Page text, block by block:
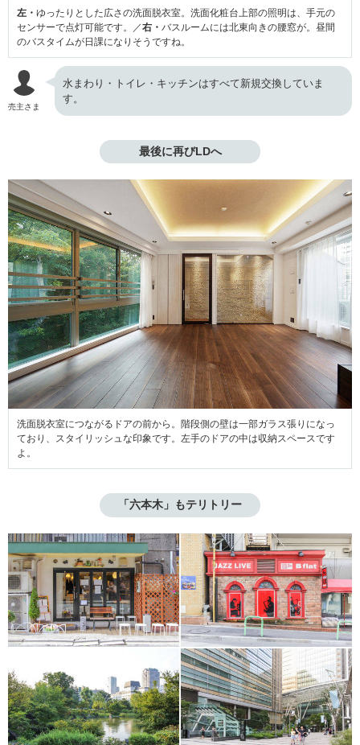
左・ ゆったりとした広さの洗面脱衣室。洗面化粧台上部の照明は、手元の
センサーで点灯可能です。／右・ バスルームには北東向きの腰窓が。昼間
のバスタイムが日課になりそうですね。
売主さま
水まわり・トイレ・キッチンはすべて新規交換していま
す。
最後に再びLDへ
洗面脱衣室につながるドアの前から。階段側の壁は一部ガラス張りになっ
ており、スタイリッシュな印象です。左手のドアの中は収納スペースです
よ。
「六本木」もテリトリー